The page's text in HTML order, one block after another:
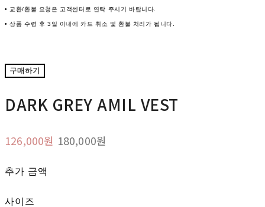
• 교환/환불 요청은 고객센터로 연락 주시기 바랍니다.
• 상품 수령 후 3일 이내에 카드 취소 및 환불 처리가 됩니다.
구매하기
DARK GREY AMIL VEST
126,000원 180,000원
추가 금액
사이즈